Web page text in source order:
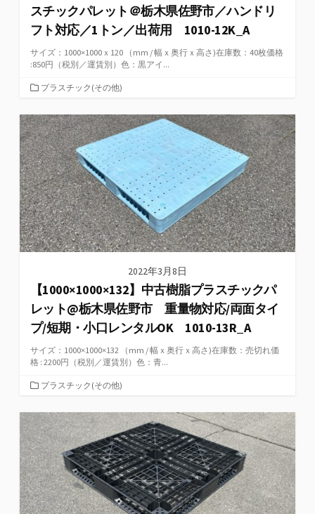
スチックパレット＠栃木県佐野市／ハンドリ
フト対応／1トン／出荷用 1010-12K_A
サイズ：1000×1000ｘ120 （mm / 幅ｘ奥行ｘ高さ)在庫数：40枚価格
:850円（税別／運賃別）色：黒アイ...
カ
ゴ
リ
ー
プラスチック(その他)
2022年3月8日
【1000×1000×132】中古樹脂プラスチックパ
レット@栃木県佐野市 重量物対応/両面タイ
プ/短期・小口レンタルOK 1010-13R_A
サイズ：1000×1000×132 （mm / 幅ｘ奥行ｘ高さ)在庫数：売切れ価
格 : 2200円（税別／運賃別）色：青...
カ
ゴ
リ
ー
プラスチック(その他)